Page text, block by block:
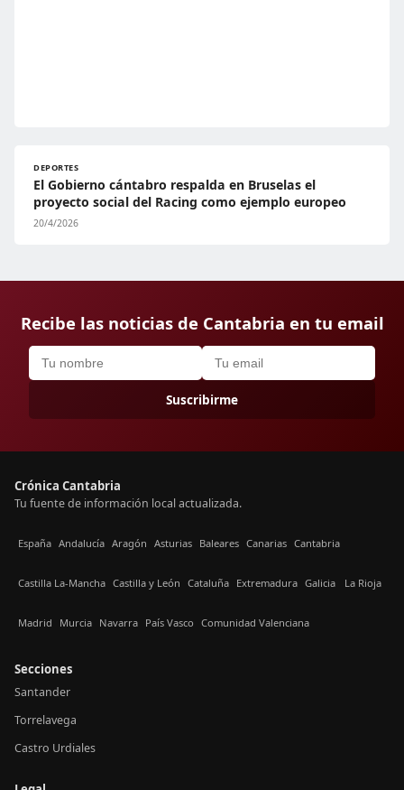
DEPORTES
El Gobierno cántabro respalda en Bruselas el
proyecto social del Racing como ejemplo europeo
20/4/2026
Recibe las noticias de Cantabria en tu email
Suscribirme
Crónica Cantabria
Tu fuente de información local actualizada.
España Andalucía Aragón Asturias Baleares Canarias Cantabria
Castilla La-Mancha Castilla y León Cataluña Extremadura Galicia La Rioja
Madrid Murcia Navarra País Vasco Comunidad Valenciana
Secciones
Santander
Torrelavega
Castro Urdiales